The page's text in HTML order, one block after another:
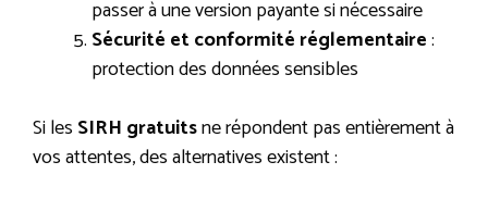
passer à une version payante si nécessaire
Sécurité et conformité réglementaire:
protection des données sensibles
Si les SIRH gratuitsne répondent pas entièrement à
vos attentes, des alternatives existent :